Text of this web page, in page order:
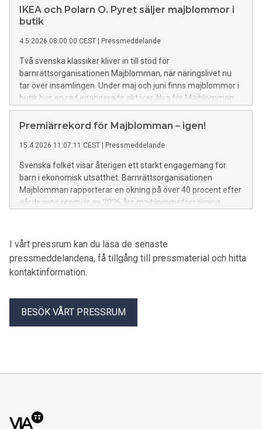
Ung Svensk Form är en turnerande utställning och
talangplattform som lyfter unga formgivare, designers och
stipendiegivare. Majblommans stipendium kommer att ha
fokus på social hållbarhet, i linje med
barnrättsorganisationens ändamål. Pengarna som samlas in
när barn säljer majblommor varje vår, går till barn i familjer
som inte har råd med det mest nödvändiga. – Det här blir
ännu ett sätt att lyfta problematiken kring barnfattigdomen i
årsjubileum. Majblomman har alltid haft design, färg och
form som en del av vår identitet. Nu använder vi den kraften
IKEA och Polarn O. Pyret säljer majblommor i
butik
4.5.2026 08:00:00 CEST | Pressmeddelande
Två svenska klassiker kliver in till stöd för
barnrättsorganisationen Majblomman, när näringslivet nu
tar över insamlingen. Under maj och juni finns majblommor i
butik hos en rad egangerade aktörer. Nya för Majblomman
2026 är IKEA och Polarn O. Pyret.
Premiärrekord för Majblomman – igen!
15.4.2026 11:07:11 CEST | Pressmeddelande
Svenska folket visar återigen ett starkt engagemang för
barn i ekonomisk utsatthet. Barnrättsorganisationen
Majblomman rapporterar en ökning på över 40 procent efter
gårdagens premiär av 2026 års majblommeförsäljning.
I vårt pressrum kan du läsa de senaste
pressmeddelandena, få tillgång till pressmaterial och hitta
kontaktinformation.
BESÖK VÅRT PRESSRUM